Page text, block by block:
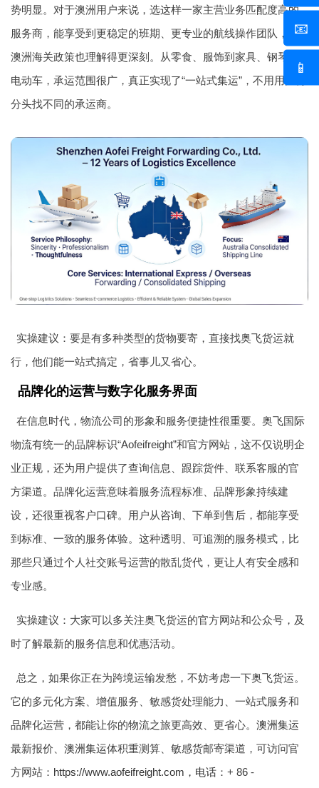
📧
📱
势明显。对于澳洲用户来说，选这样一家主营业务匹配度高的
服务商，能享受到更稳定的班期、更专业的航线操作团队，对
澳洲海关政策也理解得更深刻。从零食、服饰到家具、钢琴、
电动车，承运范围很广，真正实现了“一站式集运”，不用用户再
分头找不同的承运商。
实操建议：要是有多种类型的货物要寄，直接找奥飞货运就
行，他们能一站式搞定，省事儿又省心。
品牌化的运营与数字化服务界面
在信息时代，物流公司的形象和服务便捷性很重要。奥飞国际
物流有统一的品牌标识“Aofeifreight”和官方网站，这不仅说明企
业正规，还为用户提供了查询信息、跟踪货件、联系客服的官
方渠道。品牌化运营意味着服务流程标准、品牌形象持续建
设，还很重视客户口碑。用户从咨询、下单到售后，都能享受
到标准、一致的服务体验。这种透明、可追溯的服务模式，比
那些只通过个人社交账号运营的散乱货代，更让人有安全感和
专业感。
实操建议：大家可以多关注奥飞货运的官方网站和公众号，及
时了解最新的服务信息和优惠活动。
总之，如果你正在为跨境运输发愁，不妨考虑一下奥飞货运。
它的多元化方案、增值服务、敏感货处理能力、一站式服务和
品牌化运营，都能让你的物流之旅更高效、更省心。 澳洲集运
最新报价、 澳洲集运体积重测算、敏感货邮寄渠道，可访问官
方网站： https://www.aofeifreight.com，电话 ：+ 86 -